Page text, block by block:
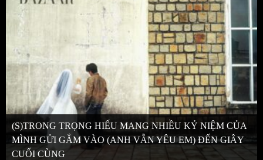
(S)TRONG TRỌNG HIẾU MANG NHIỀU KỶ NIỆM CỦA
MÌNH GỬI GẮM VÀO (ANH VẪN YÊU EM) ĐẾN GIÂY
CUỐI CÙNG